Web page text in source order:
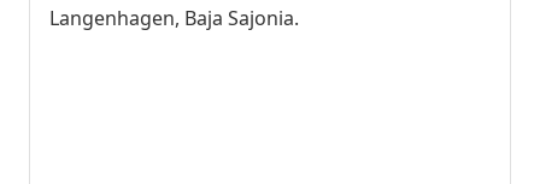
Langenhagen, Baja Sajonia.